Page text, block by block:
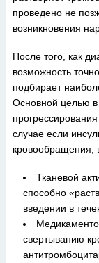
проведено не
возникновения
После того, как
возможность
подбирает
Основной целью
случае если
кровообращения,
Тканевой
способно
введении в
свертыванию